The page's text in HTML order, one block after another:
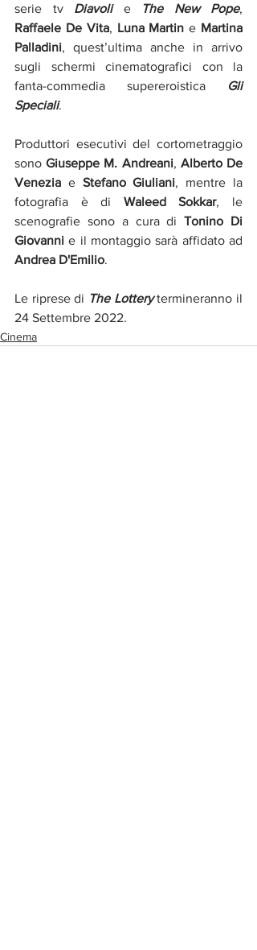
serie tv Diavoli e The New Pope
Raffaele De Vita, Luna Martin e Martina
Palladini, quest’ultima anche in arrivo
sugli schermi cinematografici con la
fanta-commedia supereroistica
Gli
Speciali.
Produttori esecutivi del cortometraggio
sono Giuseppe M. Andreani, Alberto De
Venezia e Stefano Giuliani, mentre la
fotografia è di Waleed Sokkar, le
scenografie sono a cura di Tonino Di
Giovanni
Andrea D'Emilio.
Le riprese di The Lottery termineranno il
24 Settembre 2022.
Cinema